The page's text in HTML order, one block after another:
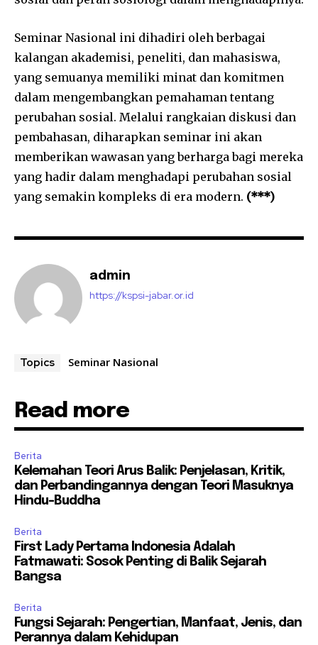
Seminar Nasional ini dihadiri oleh berbagai
kalangan akademisi, peneliti, dan mahasiswa,
yang semuanya memiliki minat dan komitmen
dalam mengembangkan pemahaman tentang
perubahan sosial. Melalui rangkaian diskusi dan
pembahasan, diharapkan seminar ini akan
memberikan wawasan yang berharga bagi mereka
yang hadir dalam menghadapi perubahan sosial
yang semakin kompleks di era modern. (***)
admin
https://kspsi-jabar.or.id
Topics Seminar Nasional
Read more
Berita
Kelemahan Teori Arus Balik: Penjelasan, Kritik,
dan Perbandingannya dengan Teori Masuknya
Hindu-Buddha
Berita
First Lady Pertama Indonesia Adalah
Fatmawati: Sosok Penting di Balik Sejarah
Bangsa
Berita
Fungsi Sejarah: Pengertian, Manfaat, Jenis, dan
Perannya dalam Kehidupan